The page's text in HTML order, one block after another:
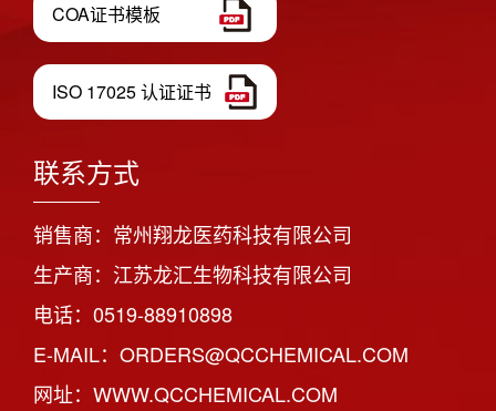
COA证书模板
ISO 17025 认证证书
联系方式
销售商：常州翔龙医药科技有限公司
生产商：江苏龙汇生物科技有限公司
电话：0519-88910898
E-MAIL：ORDERS@QCCHEMICAL.COM
网址：WWW.QCCHEMICAL.COM